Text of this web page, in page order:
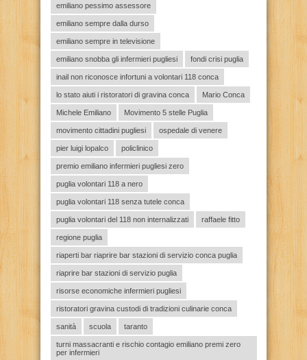
emiliano pessimo assessore
emiliano sempre dalla durso
emiliano sempre in televisione
emiliano snobba gli infermieri pugliesi fondi crisi puglia
inail non riconosce infortuni a volontari 118 conca
lo stato aiuti i ristoratori di gravina conca Mario Conca
Michele Emiliano Movimento 5 stelle Puglia
movimento cittadini pugliesi ospedale di venere
pier luigi lopalco policlinico
premio emiliano infermieri pugliesi zero
puglia volontari 118 a nero
puglia volontari 118 senza tutele conca
puglia volontari del 118 non internalizzati raffaele fitto
regione puglia
riaperti bar riaprire bar stazioni di servizio conca puglia
riaprire bar stazioni di servizio puglia
risorse economiche infermieri pugliesi
ristoratori gravina custodi di tradizioni culinarie conca
sanità scuola taranto
turni massacranti e rischio contagio emiliano premi zero
per infermieri